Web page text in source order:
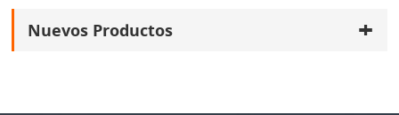
Nuevos Productos